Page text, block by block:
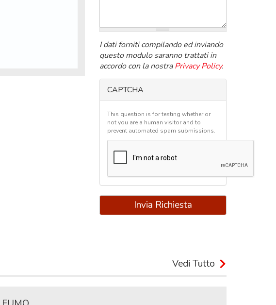
I dati forniti compilando ed inviando
questo modulo saranno trattati in
accordo con la nostraPrivacy Policy.
CAPTCHA
This question is for testing whether or
not you are a human visitor and to
prevent automated spam submissions.
Invia Richiesta
Vedi Tutto